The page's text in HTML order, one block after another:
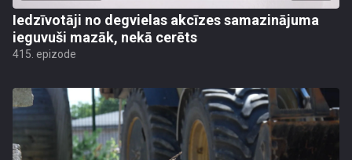
Iedzīvotāji no degvielas akcīzes samazinājuma
ieguvuši mazāk, nekā cerēts
415. epizode